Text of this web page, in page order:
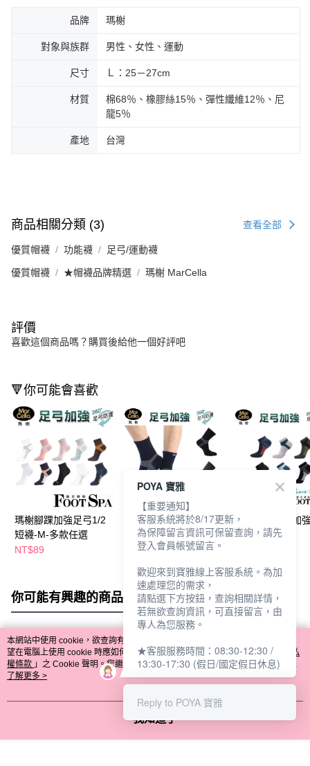
品牌 瑪榭
對象與族群 男性、女性、運動
尺寸 Ｌ：25－27cm
材質
棉68％、橡膠絲15％、彈性纖維12％、尼
龍5％
產地 台灣
商品相關分類 (3) 查看全部
優質帽襪 功能襪 足弓/運動襪
優質帽襪 ★帽襪品牌精選 瑪榭 MarCella
評價
喜歡這個商品嗎？購買後給他一個好評吧
🔻你可能會喜歡
瑪榭腳踝加強足弓1/2
短襪-M-多款任選
NT$89
瑪榭加大腳踝加強足弓
1/2襪-多款任選
NT$99
瑪榭加大腳踝加
襪-多款任選
你可能有興趣的商品 全站排行
熱門標籤
本網站中使用 cookie，欲查詢有關本網站使用 cookie 方式之詳情，及若您不希
望在電腦上使用 cookie 時應如何變更電腦的 cookie 設定，請參閱本網站「
隱私
權條款 」之 Cookie 聲明。您繼續使用本網站即表示您同意本公司得按本網站使
用條款之 Cookie 聲明使用 cookie。
了解更多 >
我知道了
POYA 寶雅
【重要通知】
客服系統將於8/17更新，
為保障留言資訊可保留查詢，請先
登入會員帳號留言。
歡迎來到寶雅線上客服系統。為加
速處理您的需求，
請點選下方按鈕，查詢相關詳情，
若無欲查詢資訊，可直接留言，由
專人為您服務。
★客服服務時間：08:30-12:30 /
13:30-17:30 (假日/國定假日休息)
Reply to POYA 寶雅